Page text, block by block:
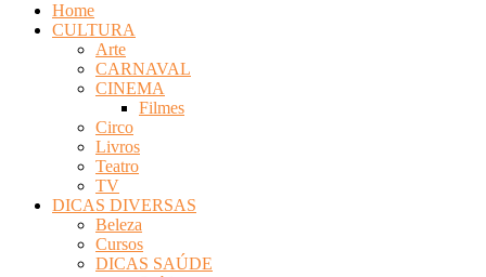
Home
CULTURA
Arte
CARNAVAL
CINEMA
Filmes
Circo
Livros
Teatro
TV
DICAS DIVERSAS
Beleza
Cursos
DICAS SAÚDE